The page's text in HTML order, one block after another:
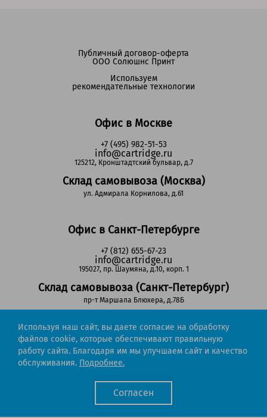
Офис в Москве
+7 (495) 982-51-53
info@cartridge.ru
125212, Кронштадтский бульвар, д.7
Склад самовывоза (Москва)
ул. Адмирала Корнилова, д.61
Офис в Санкт-Петербурге
+7 (812) 655-67-23
info@cartridge.ru
195027, пр. Шаумяна, д.10, корп. 1
Склад самовывоза (Санкт-Петербург)
пр-т Маршала Блюхера, д.78Б
Регионы РФ
8-800-302-51-53
(звонок бесплатный)
Публичный договор-оферта
ООО Солюшнс Принт
Используем
рекомендательные технологии
Cartridge.ru 2012-2026. Все права защищены
Используя наш сайт, вы даете согласие на обработку
файлов cookie, которые обеспечивают правильную
работу сайта. Благодаря им мы улучшаем сайт и качество
обслуживания. Подробнее.
Согласен